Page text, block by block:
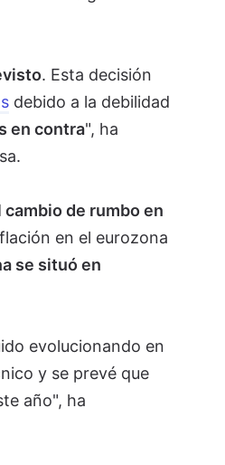
. Esta decisión
debido a la debilidad
en contra", ha
de rumbo en
en el eurozona
se situó en
evolucionando en
y se prevé que
año", ha